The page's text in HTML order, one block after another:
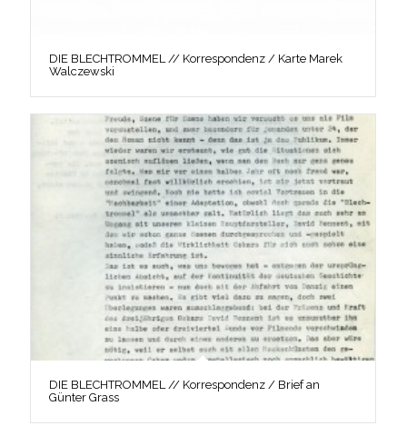
DIE BLECHTROMMEL // Korrespondenz / Karte Marek
Walczewski
DIE BLECHTROMMEL // Korrespondenz / Brief an
Günter Grass